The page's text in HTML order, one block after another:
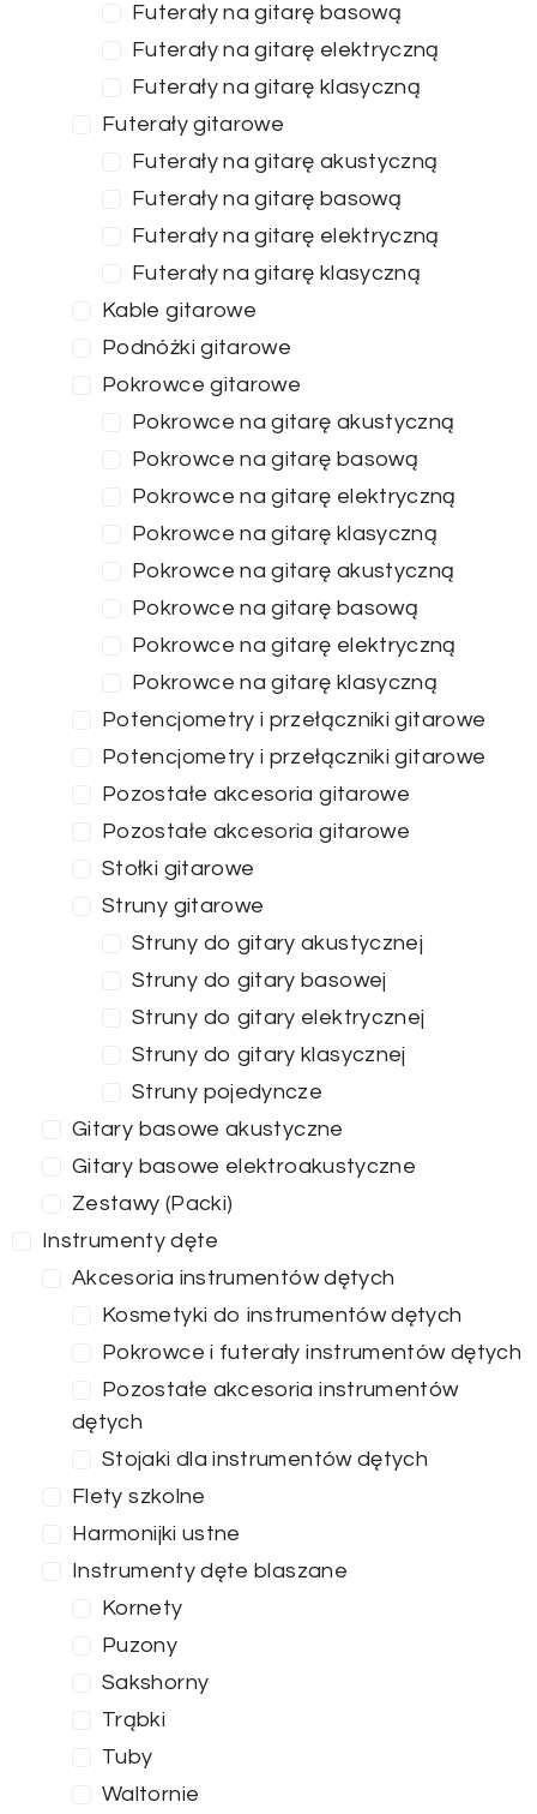
Futerały na gitarę basową
Futerały na gitarę elektryczną
Futerały na gitarę klasyczną
Futerały gitarowe
Futerały na gitarę akustyczną
Futerały na gitarę basową
Futerały na gitarę elektryczną
Futerały na gitarę klasyczną
Kable gitarowe
Podnóżki gitarowe
Pokrowce gitarowe
Pokrowce na gitarę akustyczną
Pokrowce na gitarę basową
Pokrowce na gitarę elektryczną
Pokrowce na gitarę klasyczną
Pokrowce na gitarę akustyczną
Pokrowce na gitarę basową
Pokrowce na gitarę elektryczną
Pokrowce na gitarę klasyczną
Potencjometry i przełączniki gitarowe
Potencjometry i przełączniki gitarowe
Pozostałe akcesoria gitarowe
Pozostałe akcesoria gitarowe
Stołki gitarowe
Struny gitarowe
Struny do gitary akustycznej
Struny do gitary basowej
Struny do gitary elektrycznej
Struny do gitary klasycznej
Struny pojedyncze
Gitary basowe akustyczne
Gitary basowe elektroakustyczne
Zestawy (Packi)
Instrumenty dęte
Akcesoria instrumentów dętych
Kosmetyki do instrumentów dętych
Pokrowce i futerały instrumentów dętych
Pozostałe akcesoria instrumentów
dętych
Stojaki dla instrumentów dętych
Flety szkolne
Harmonijki ustne
Instrumenty dęte blaszane
Kornety
Puzony
Sakshorny
Trąbki
Tuby
Waltornie